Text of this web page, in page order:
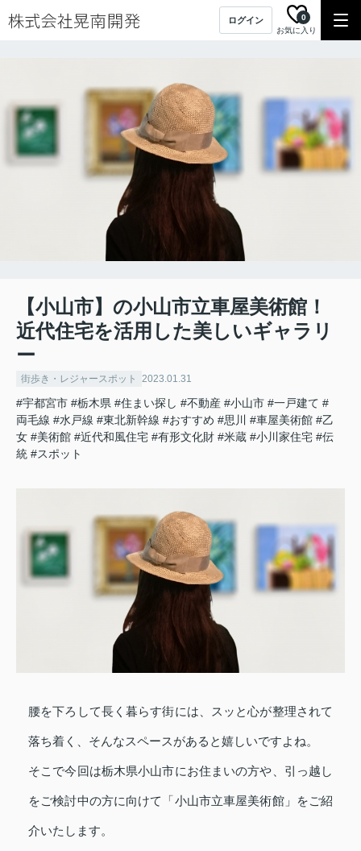
ログイン
お気に入り
0
【小山市】の小山市立車屋美術館！
近代住宅を活用した美しいギャラリ
ー
街歩き・レジャースポット 2023.01.31
#宇都宮市 #栃木県 #住まい探し #不動産 #小山市 #一戸建て #
両毛線 #水戸線 #東北新幹線 #おすすめ #思川 #車屋美術館 #乙
女 #美術館 #近代和風住宅 #有形文化財 #米蔵 #小川家住宅 #伝
統 #スポット
腰を下ろして長く暮らす街には、スッと心が整理されて
落ち着く、そんなスペースがあると嬉しいですよね。
そこで今回は栃木県小山市にお住まいの方や、引っ越し
をご検討中の方に向けて「小山市立車屋美術館」をご紹
介いたします。